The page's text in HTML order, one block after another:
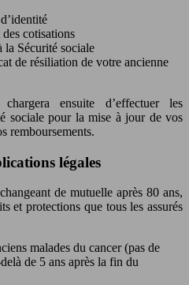
cotisations
la Sécurité sociale
de résiliation de votre ancienne
ensuite d’effectuer les
sociale pour la mise à jour de vos
remboursements.
légales
de mutuelle après 80 ans,
et protections que tous les assurés
malades du cancer (pas de
de 5 ans après la fin du